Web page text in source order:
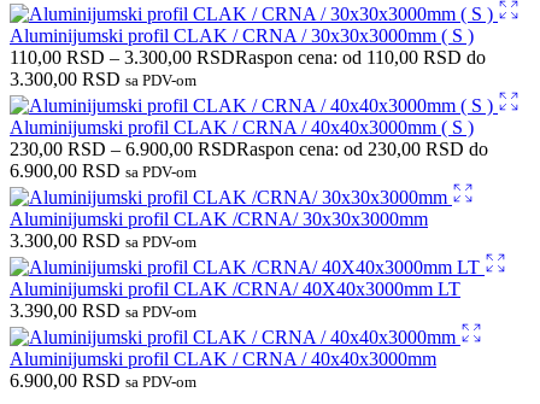
Aluminijumski profil CLAK / CRNA / 30x30x3000mm ( S )
110,00 RSD – 3.300,00 RSDRaspon cena: od 110,00 RSD do
3.300,00 RSD sa PDV-om
Aluminijumski profil CLAK / CRNA / 40x40x3000mm ( S )
230,00 RSD – 6.900,00 RSDRaspon cena: od 230,00 RSD do
6.900,00 RSD sa PDV-om
Aluminijumski profil CLAK /CRNA/ 30x30x3000mm
3.300,00 RSD sa PDV-om
Aluminijumski profil CLAK /CRNA/ 40X40x3000mm LT
3.390,00 RSD sa PDV-om
Aluminijumski profil CLAK / CRNA / 40x40x3000mm
6.900,00 RSD sa PDV-om